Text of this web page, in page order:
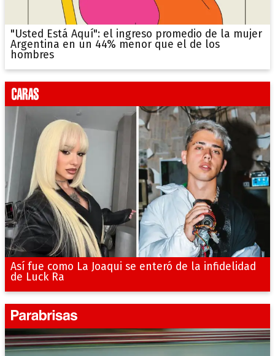
"Usted Está Aquí": el ingreso promedio de la mujer
Argentina en un 44% menor que el de los
hombres
Así fue como La Joaqui se enteró de la infidelidad
de Luck Ra